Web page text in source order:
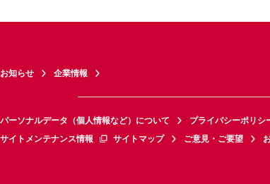
お知らせ 企業情報
パーソナルデータ（個人情報など）について プライバシーポリシ
サイトメンテナンス情報
サイトマップ ご意見・ご要望